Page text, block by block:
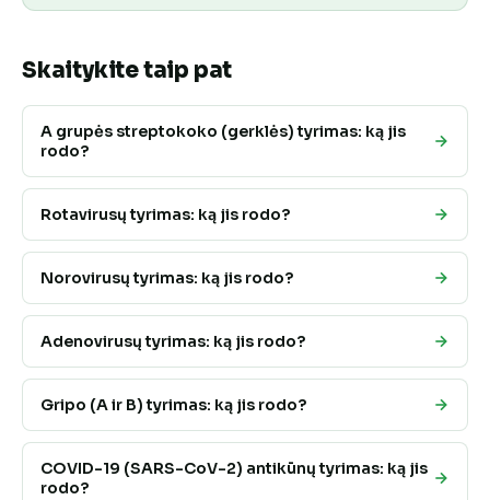
Skaitykite taip pat
A grupės streptokoko (gerklės) tyrimas: ką jis
rodo?
Rotavirusų tyrimas: ką jis rodo?
Norovirusų tyrimas: ką jis rodo?
Adenovirusų tyrimas: ką jis rodo?
Gripo (A ir B) tyrimas: ką jis rodo?
COVID-19 (SARS-CoV-2) antikūnų tyrimas: ką jis
rodo?